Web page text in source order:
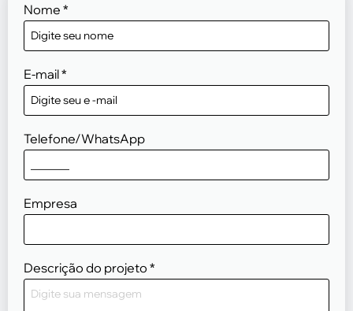
Nome *
E-mail*
Telefone/WhatsApp
Empresa
Descrição do projeto *